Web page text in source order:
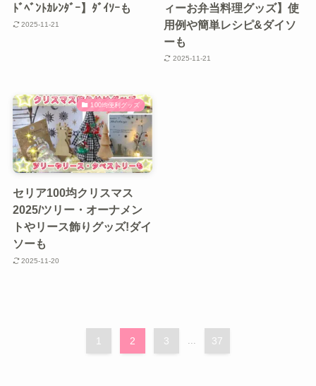
ﾄﾞﾍﾞﾝﾄｶﾚﾝﾀﾞｰ】ﾀﾞｲｿｰも
2025-11-21
ィーお弁当料理グッズ】使
用例や簡単レシピ&ダイソ
ーも
2025-11-21
100均便利グッズ
セリア100均クリスマス
2025/ツリー・オーナメン
トやリース飾りグッズ!ダイ
ソーも
2025-11-20
1 2 3 ... 37